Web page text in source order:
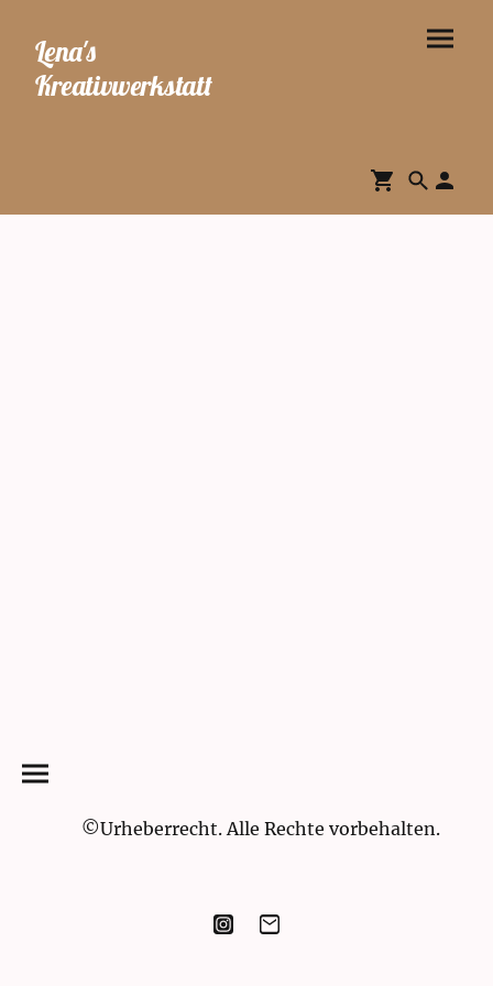
Lena's
Kreativwerkstatt
©Urheberrecht. Alle Rechte vorbehalten.